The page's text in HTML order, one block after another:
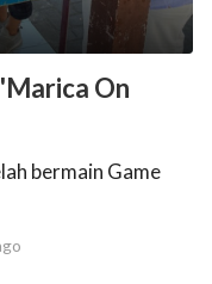
On
bermain Game